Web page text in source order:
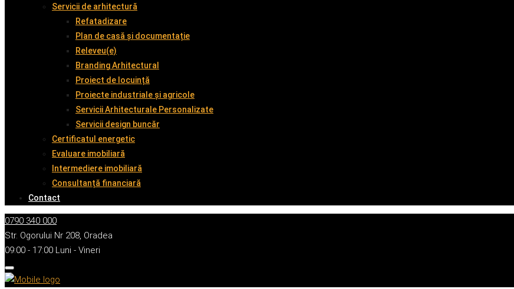
Servicii de arhitectură
Refatadizare
Plan de casă și documentație
Releveu(e)
Branding Arhitectural
Proiect de locuință
Proiecte industriale și agricole
Servicii Arhitecturale Personalizate
Servicii design buncăr
Certificatul energetic
Evaluare imobiliară
Intermediere imobiliară
Consultanță financiară
Contact
0790 340 000
Str. Ogorului Nr 208, Oradea
09:00 - 17:00 Luni - Vineri